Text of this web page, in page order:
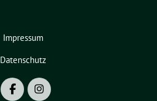
Impressum
Datenschutz